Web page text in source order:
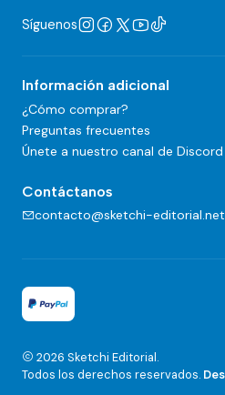
Síguenos
Información adicional
¿Cómo comprar?
Preguntas frecuentes
Únete a nuestro canal de Discord
Contáctanos
contacto@sketchi-editorial.net
2026 Sketchi Editorial.
Todos los derechos reservados.